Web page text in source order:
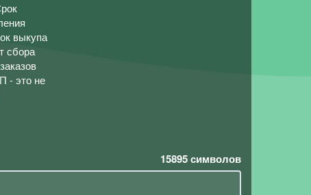
выкупа
сбора
- это не
15895символов